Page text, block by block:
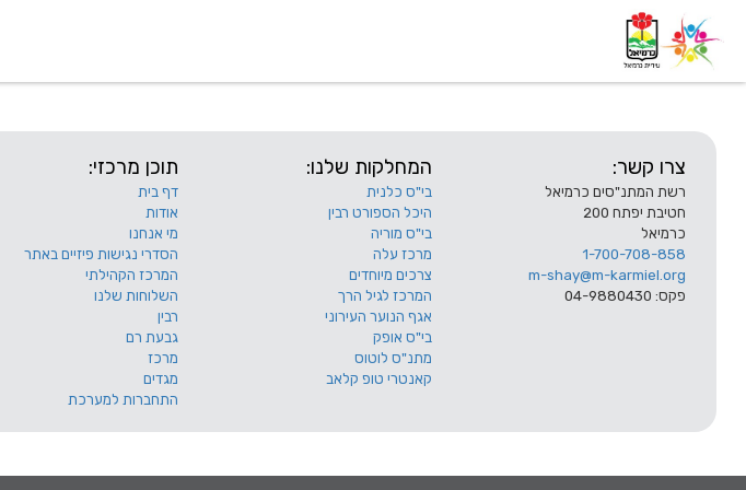
צרו קשר:
רשת המתנ"סים כרמיאל
חטיבת יפתח 200
כרמיאל
1-700-708-858
m-shay@m-karmiel.org
פקס: 04-9880430
המחלקות שלנו:
בי"ס כלנית
היכל הספורט רבין
בי"ס מוריה
מרכז עלה
צרכים מיוחדים
המרכז לגיל הרך
אגף הנוער העירוני
בי"ס אופק
מתנ"ס לוטוס
קאנטרי טופ קלאב
תוכן מרכזי:
דף בית
אודות
מי אנחנו
הסדרי נגישות פיזיים באתר
המרכז הקהילתי
השלוחות שלנו
רבין
גבעת רם
מרכז
מגדים
התחברות למערכת